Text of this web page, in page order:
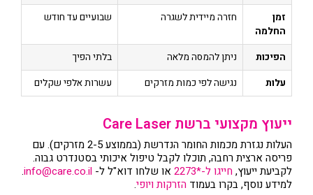
זמן
החלמה
חזרה מיידית לשגרה שבועיים עד חודש
הפיכות ניתן להמסה מלאה
בלתי הפיך
עלות
נגישה לפי כמות מזרקים עשרות אלפי שקלים
ייעוץ מקצועי ברשת Care Laser
העלות נגזרת מכמות החומר הנדרשת (בממוצע 2-5 מזרקים). עם
פריסה ארצית רחבה, תוכלו לקבל טיפול איכותי בסטנדרט גבוה.
לקביעת ייעוץ, חייגו ל-*2273 או שלחו דוא"ל ל- info@care.co.il
.
למידע נוסף, בקרו בעמוד הזרקות ויופי.